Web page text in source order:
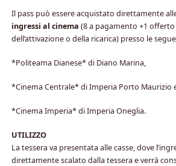
Il pass può essere acquistato direttamente
ingressi al cinema (8 a pagamento +1
dell’attivazione o della ricarica) presso le
*Politeama Dianese* di Diano Marina,
*Cinema Centrale* di Imperia Porto Maurizio
*Cinema Imperia* di Imperia Oneglia.
UTILIZZO
La tessera va presentata alle casse, dove
direttamente scalato dalla tessera e verrà